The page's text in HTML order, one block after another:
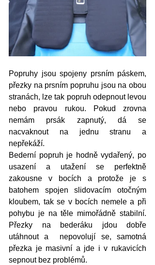
Popruhy jsou spojeny prsním páskem,
přezky na prsním popruhu jsou na obou
stranách, lze tak popruh odepnout levou
nebo pravou rukou. Pokud zrovna
nemám prsák zapnutý, dá se
nacvaknout na jednu stranu a
nepřekáží.
Bederní popruh je hodně vydařený, po
usazení a utažení se perfektně
zakousne v bocích a protože je s
batohem spojen slidovacím otočným
kloubem, tak se v bocích nemele a při
pohybu je na těle mimořádně stabilní.
Přezky na bederáku jdou dobře
utáhnout a  nepovolují se, samotná
přezka je masivní a jde i v rukavicích
sepnout bez problémů.